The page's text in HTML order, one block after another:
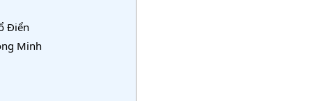
Điển
Minh